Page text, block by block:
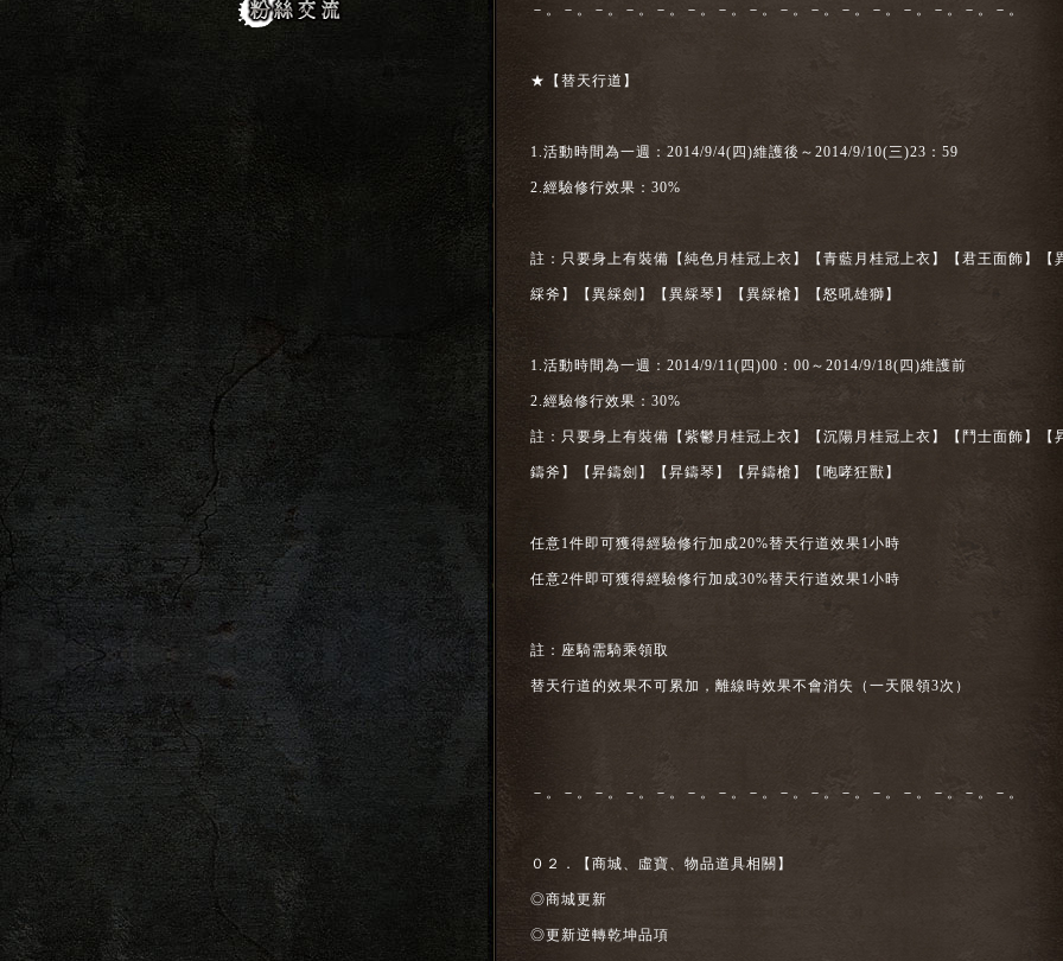
－。－。－。－。－。－。－。－。－。－。－。－。－。－。－。－。
★【替天行道】
1.活動時間為一週：2014/9/4(四)維護後～2014/9/10(三)23：59
2.經驗修行效果：30%
註：只要身上有裝備【純色月桂冠上衣】【青藍月桂冠上衣】【君王面飾】【
綵斧】【異綵劍】【異綵琴】【異綵槍】【怒吼雄獅】
1.活動時間為一週：2014/9/11(四)00：00～2014/9/18(四)維護前
2.經驗修行效果：30%
註：只要身上有裝備【紫鬱月桂冠上衣】【沉陽月桂冠上衣】【鬥士面飾】【
鑄斧】【昇鑄劍】【昇鑄琴】【昇鑄槍】【咆哮狂獸】
任意1件即可獲得經驗修行加成20%替天行道效果1小時
任意2件即可獲得經驗修行加成30%替天行道效果1小時
註：座騎需騎乘領取
替天行道的效果不可累加，離線時效果不會消失（一天限領3次）
－。－。－。－。－。－。－。－。－。－。－。－。－。－。－。－。
０２．【商城、虛寶、物品道具相關】
◎商城更新
◎更新逆轉乾坤品項